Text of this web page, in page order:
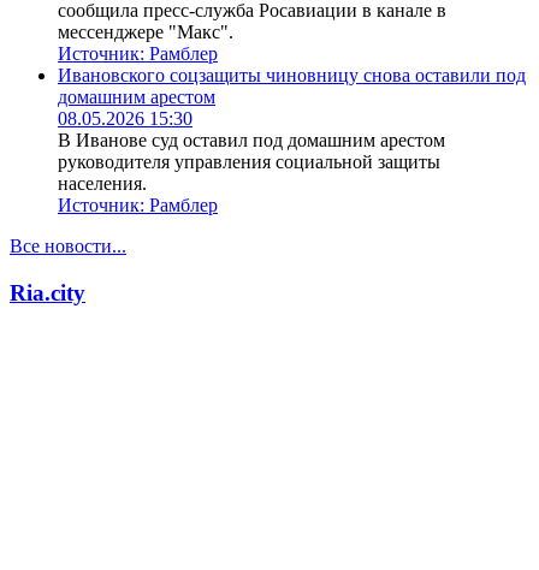
сообщила пресс-служба Росавиации в канале в
мессенджере "Макс".
Источник: Рамблер
Ивановского соцзащиты чиновницу снова оставили под
домашним арестом
08.05.2026 15:30
В Иванове суд оставил под домашним арестом
руководителя управления социальной защиты
населения.
Источник: Рамблер
Все новости...
Ria.city